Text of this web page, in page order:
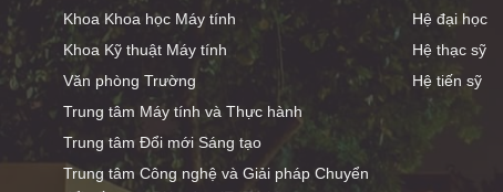
Khoa Khoa học Máy tính
Khoa Kỹ thuật Máy tính
Văn phòng Trường
Trung tâm Máy tính và Thực hành
Trung tâm Đổi mới Sáng tạo
Trung tâm Công nghệ và Giải pháp Chuyển
Hệ đại học
Hệ thạc sỹ
Hệ tiến sỹ